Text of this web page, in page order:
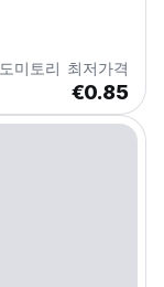
도미토리 최저가격
€0.85